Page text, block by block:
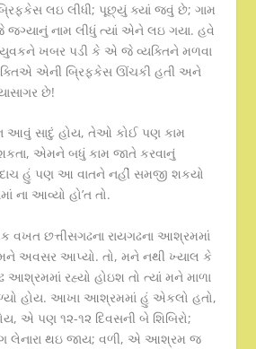
લઇ લીધી; પૂછ્યું ક્યાં જવું છે; ગામ
નામ લીધું ત્યાં એને લઇ ગયા. હવે
યુવકને ખબર પડી કે એ જે વ્યક્તિને મળવા
એની બ્રિફકેસ ઊંચકી હતી અને
છે!
આવું સાદું હોય, તેઓ કોઈ પણ કામ
એમને બધું કામ જાતે કરવાનું
હું પણ આ વાતને નહીં સમજી શકયો
ના આવ્યો હો’ત તો.
વખત છત્તીસગઢના રાયગઢના આશ્રમમાં
મને અવસર આપ્યો. તો, મને નથી ખ્યાલ કે
આશ્રમમાં રહ્યો હોઇશ તો ત્યાં મને માળા
હોય. આખા આશ્રમમાં હું એકલો હતો,
એ પણ ૧૨-૧૨ દિવસની બે શિબિરો;
લેનારા થઇ જાય; વળી, એ આશ્રમ જ